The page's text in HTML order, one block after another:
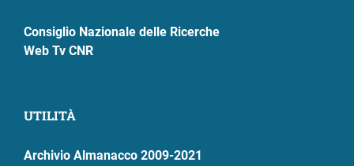
Consiglio Nazionale delle Ricerche
Web Tv CNR
UTILITÀ
Archivio Almanacco 2009-2021